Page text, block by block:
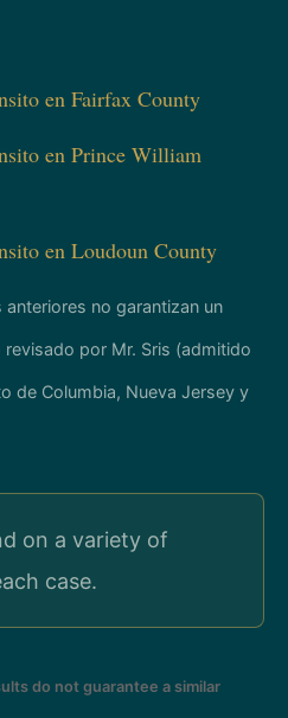
en Fairfax County
en Prince William
en Loudoun County
anteriores no garantizan un
por Mr. Sris (admitido
de Columbia, Nueva Jersey y
on a variety of
case.
do not guarantee a similar